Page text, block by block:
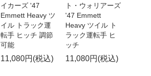
イカーズ '47
Emmett Heavy ツ
イル トラック運
転手 ヒッチ 調節
可能
11,080円(税込)
ト・ウォリアーズ
'47 Emmett
Heavy ツイル ト
ラック運転手 ヒ
ッチ
11,080円(税込)